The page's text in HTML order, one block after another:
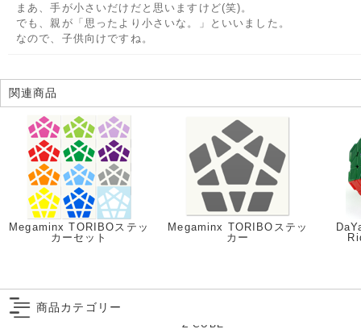
まあ、手が小さいだけだと思いますけど(笑)。
でも、親が「思ったより小さいな。」といいました。
なので、子供向けですね。
関連商品
Megaminx TORIBOステッ
カーセット
Megaminx TORIBOステッ
カー
商品カテゴリー